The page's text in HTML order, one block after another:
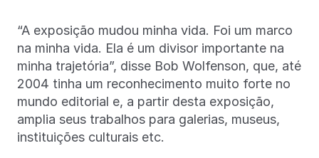
“A exposição mudou minha vida. Foi um marco
na minha vida. Ela é um divisor importante na
minha trajetória”, disse Bob Wolfenson, que, até
2004 tinha um reconhecimento muito forte no
mundo editorial e, a partir desta exposição,
amplia seus trabalhos para galerias, museus,
instituições culturais etc.